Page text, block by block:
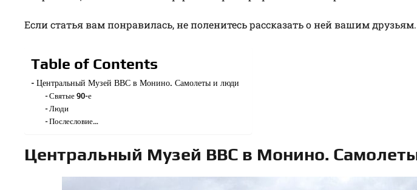
Если статья вам понравилась, не поленитесь рассказать о ней вашим
Table of Contents
Центральный Музей ВВС в Монино. Самолеты и люди
Святые 90-е
Люди
Послесловие…
Центральный Музей ВВС в Монино.